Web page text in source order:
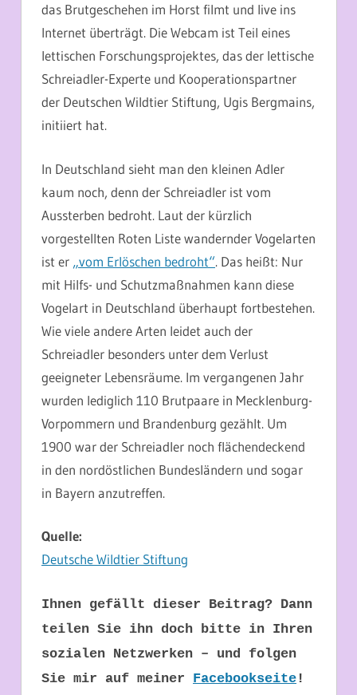
das Brutgeschehen im Horst filmt und live ins
Internet überträgt. Die Webcam ist Teil eines
lettischen Forschungsprojektes, das der lettische
Schreiadler-Experte und Kooperationspartner
der Deutschen Wildtier Stiftung, Ugis Bergmains,
initiiert hat.
In Deutschland sieht man den kleinen Adler
kaum noch, denn der Schreiadler ist vom
Aussterben bedroht. Laut der kürzlich
vorgestellten Roten Liste wandernder Vogelarten
ist er „vom Erlöschen bedroht“. Das heißt: Nur
mit Hilfs- und Schutzmaßnahmen kann diese
Vogelart in Deutschland überhaupt fortbestehen.
Wie viele andere Arten leidet auch der
Schreiadler besonders unter dem Verlust
geeigneter Lebensräume. Im vergangenen Jahr
wurden lediglich 110 Brutpaare in Mecklenburg-
Vorpommern und Brandenburg gezählt. Um
1900 war der Schreiadler noch flächendeckend
in den nordöstlichen Bundesländern und sogar
in Bayern anzutreffen.
Quelle:
Deutsche Wildtier Stiftung
Ihnen gefällt dieser Beitrag? Dann
teilen Sie ihn doch bitte in Ihren
sozialen Netzwerken – und folgen
Sie mir auf meiner Facebookseite !